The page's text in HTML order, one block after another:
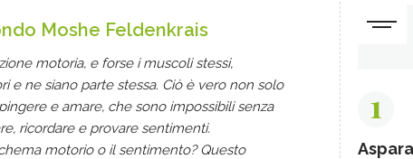
Moshe Feldenkrais
motoria, e forse i muscoli stessi,
e ne siano parte stessa. Ciò è vero non solo
e amare, che sono impossibili senza
ricordare e provare sentimenti.
motorio o il sentimento? Questo
1